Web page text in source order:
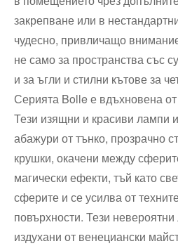
закрепване или в
чудесно, привличащо
не само за пространства със
и за ъгли и стилни кътове за
Серията Bolle е вдъхновена
Тези изящни и красиви лампи
абажури от тънко, прозрачно
крушки, окачени между
магически ефекти, тъй като
сферите и се усилва от
повърхности. Тези
издухани от венециански